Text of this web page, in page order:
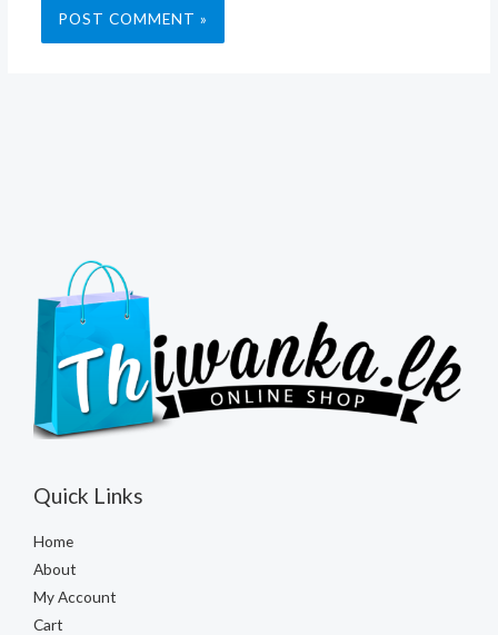
Quick Links
Home
About
My Account
Cart